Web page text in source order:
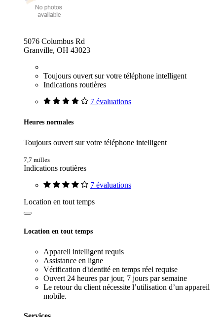
5076 Columbus Rd
Granville, OH 43023
Toujours ouvert sur votre téléphone intelligent
Indications routières
7 évaluations
Heures normales
Toujours ouvert sur votre téléphone intelligent
7,7 milles
Indications routières
7 évaluations
Location en tout temps
Location en tout temps
Appareil intelligent requis
Assistance en ligne
Vérification d'identité en temps réel requise
Ouvert 24 heures par jour, 7 jours par semaine
Le retour du client nécessite l’utilisation d’un appareil
mobile.